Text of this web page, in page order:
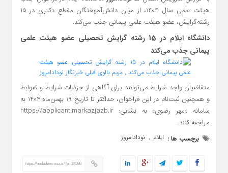
هيئت علمي سال 1404، از ميان دانش‌آموختگان مقطع دکتري در 15
رشته‌گرايش، عضو هيئت علمي پيماني جذب مي‌کند.
دانشگاه ایلام در 15 رشته‌ گرایش تحصیلی عضو هیئت علمی
پیمانی جذب می‌کند
متقاضيان واجد شرايط مي‌توانند براي آگاهي از جزئيات شرايط و ضوابط
و همچنين ثبت‌نام در اين فراخوان، حداکثر تا تاريخ 19 بهمن‌ماه 1404 به
سامانه «مهر رضوي» به نشاني: https://applicant.markazjazb.ir
مراجعه کنند.
برچسب ها : ایلام , نودادامروز
https://nodademrooz.ir/?p=39590